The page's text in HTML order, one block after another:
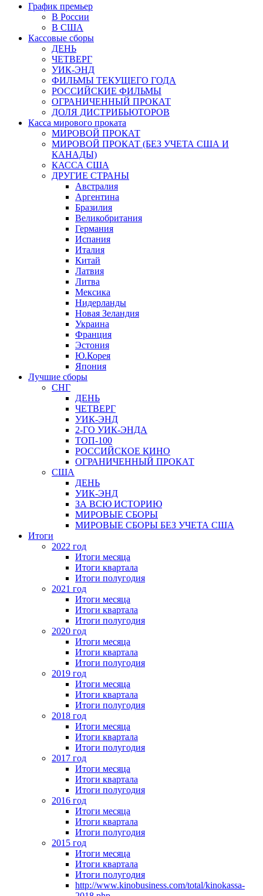
График премьер
В России
В США
Кассовые сборы
ДЕНЬ
ЧЕТВЕРГ
УИК-ЭНД
ФИЛЬМЫ ТЕКУЩЕГО ГОДА
РОССИЙСКИЕ ФИЛЬМЫ
ОГРАНИЧЕННЫЙ ПРОКАТ
ДОЛЯ ДИСТРИБЬЮТОРОВ
Касса мирового проката
МИРОВОЙ ПРОКАТ
МИРОВОЙ ПРОКАТ (БЕЗ УЧЕТА США И
КАНАДЫ)
КАССА США
ДРУГИЕ СТРАНЫ
Австралия
Аргентина
Бразилия
Великобритания
Германия
Испания
Италия
Китай
Латвия
Литва
Мексика
Нидерланды
Новая Зеландия
Украина
Франция
Эстония
Ю.Корея
Япония
Лучшие сборы
СНГ
ДЕНЬ
ЧЕТВЕРГ
УИК-ЭНД
2-ГО УИК-ЭНДА
ТОП-100
РОССИЙСКОЕ КИНО
ОГРАНИЧЕННЫЙ ПРОКАТ
США
ДЕНЬ
УИК-ЭНД
ЗА ВСЮ ИСТОРИЮ
МИРОВЫЕ СБОРЫ
МИРОВЫЕ СБОРЫ БЕЗ УЧЕТА США
Итоги
2022 год
Итоги месяца
Итоги квартала
Итоги полугодия
2021 год
Итоги месяца
Итоги квартала
Итоги полугодия
2020 год
Итоги месяца
Итоги квартала
Итоги полугодия
2019 год
Итоги месяца
Итоги квартала
Итоги полугодия
2018 год
Итоги месяца
Итоги квартала
Итоги полугодия
2017 год
Итоги месяца
Итоги квартала
Итоги полугодия
2016 год
Итоги месяца
Итоги квартала
Итоги полугодия
2015 год
Итоги месяца
Итоги квартала
Итоги полугодия
http://www.kinobusiness.com/total/kinokassa-